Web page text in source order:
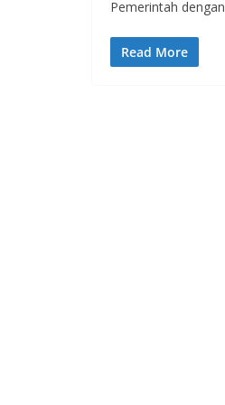
Pemerintah dengan
Read More